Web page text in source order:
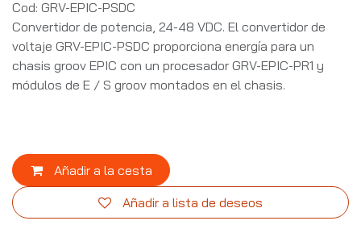
Cod: GRV-EPIC-PSDC
Convertidor de potencia, 24-48 VDC. El convertidor de
voltaje GRV-EPIC-PSDC proporciona energía para un
chasis groov EPIC con un procesador GRV-EPIC-PR1 y
módulos de E / S groov montados en el chasis.
Añadir a la cesta
Añadir a lista de deseos